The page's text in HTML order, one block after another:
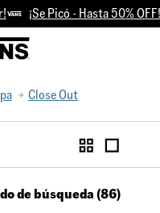
Picó - Hasta 50% OFF!
Close Out
de búsqueda (86)